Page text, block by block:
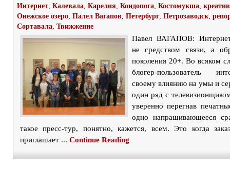
Интернет Калевала Карелия Кондопога Костомукша
Онежское озеро Палел Вагапов Петербург Петрозаводск
Сортавала Твижжение
Павел ВАГАПОВ: Интернет
не средством связи, а
поколения 20+. Во всяком
блогер-пользователь
своему влиянию на умы и
один ряд с
уверенно перегнав
одно напрашивающееся
такое пресс-тур, понятно, кажется, всем. Это когда
приглашает ... Continue Reading